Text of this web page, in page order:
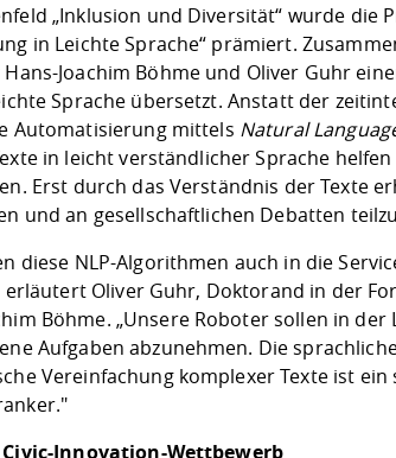
„Inklusion und Diversität“ wurde
in Leichte Sprache“ prämiert.
Joachim Böhme und Oliver Guhr
Sprache übersetzt. Anstatt der
Automatisierung mittels Natural
in leicht verständlicher Sprache
Erst durch das Verständnis der Texte
und an gesellschaftlichen Debatten
diese NLP-Algorithmen auch in die
Oliver Guhr, Doktorand in der
Böhme. „Unsere Roboter sollen in
Aufgaben abzunehmen. Die
Vereinfachung komplexer Texte ist
Civic-Innovation-Wettbewerb